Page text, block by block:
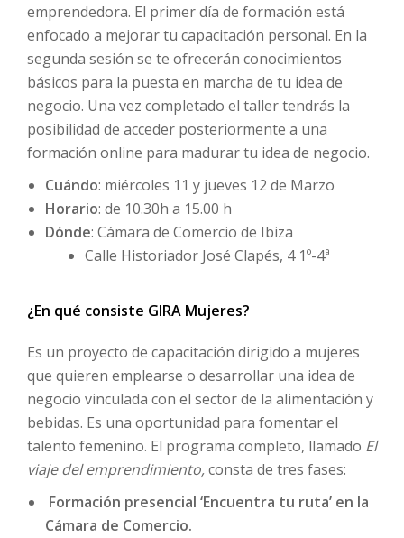
emprendedora. El primer día de formación está
enfocado a mejorar tu capacitación personal. En la
segunda sesión se te ofrecerán conocimientos
básicos para la puesta en marcha de tu idea de
negocio. Una vez completado el taller tendrás la
posibilidad de acceder posteriormente a una
formación online para madurar tu idea de negocio.
Cuándo: miércoles 11 y jueves 12 de Marzo
Horario: de 10.30h a 15.00 h
Dónde: Cámara de Comercio de Ibiza
Calle Historiador José Clapés, 4 1º-4ª
¿En qué consiste GIRA Mujeres?
Es un proyecto de capacitación dirigido a mujeres
que quieren emplearse o desarrollar una idea de
negocio vinculada con el sector de la alimentación y
bebidas. Es una oportunidad para fomentar el
talento femenino. El programa completo, llamado El
viaje del emprendimiento,consta de tres fases:
Formación presencial ‘Encuentra tu ruta’ en la
Cámara de Comercio.